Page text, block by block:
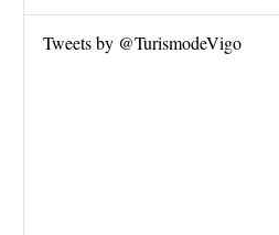
Tweets by @TurismodeVigo